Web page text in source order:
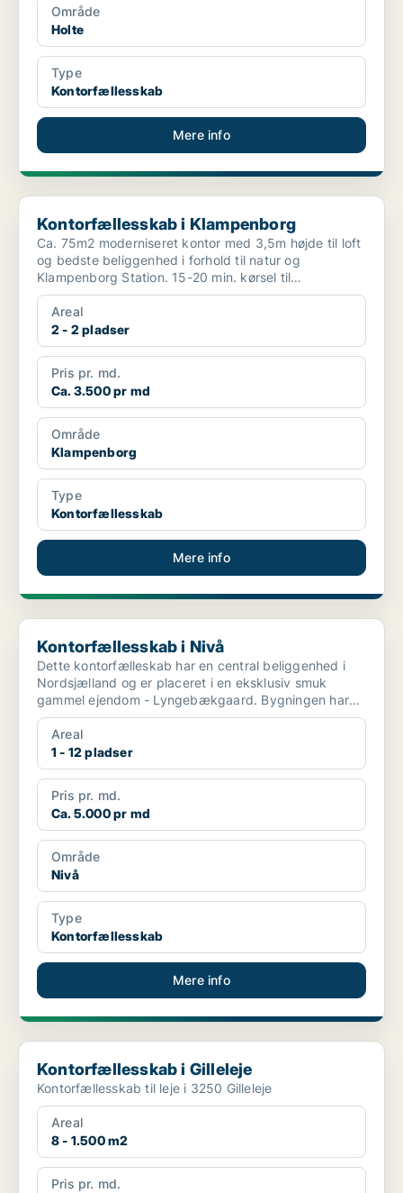
Område
Holte
Type
Kontorfællesskab
Mere info
Kontorfællesskab i Klampenborg
Kontorfællesskab i Klampenborg
Ca. 75m2 moderniseret kontor med 3,5m højde til loft
og bedste beliggenhed i forhold til natur og
Klampenborg Station. 15-20 min. kørsel til
Københavns Rådhu...
Areal
2 - 2 pladser
Pris pr. md.
Ca. 3.500 pr md
Område
Klampenborg
Type
Kontorfællesskab
Mere info
Kontorfællesskab i Nivå
Kontorfællesskab i Nivå
Dette kontorfælleskab har en central beliggenhed i
Nordsjælland og er placeret i en eksklusiv smuk
gammel ejendom - Lyngebækgaard. Bygningen har
elegante...
Areal
1 - 12 pladser
Pris pr. md.
Ca. 5.000 pr md
Område
Nivå
Type
Kontorfællesskab
Mere info
Kontorfællesskab i Gilleleje
Kontorfællesskab i Gilleleje
Kontorfællesskab til leje i 3250 Gilleleje
Areal
8 - 1.500 m2
Pris pr. md.